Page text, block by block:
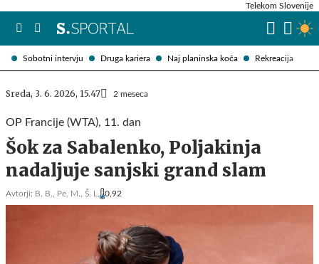
Sobotni intervju Druga kariera Naj planinska koča Rekreacija
Telekom Slovenije
Sreda, 3. 6. 2026, 15.47 2 meseca
OP Francije (WTA), 11. dan
Šok za Sabalenko, Poljakinja
nadaljuje sanjski grand slam
Avtorji: B. B., Pe. M., Š. L. 0,92